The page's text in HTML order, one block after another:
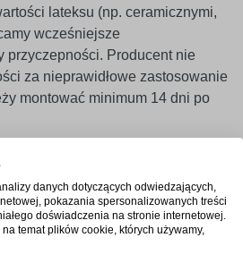
lateksu (np. ceramicznymi,
wcześniejsze
przyczepności. Producent nie
za nieprawidłowe zastosowanie
montować minimum 14 dni po
po zaksięgowaniu płatności i
Następnie przesyłka
danych dotyczących odwiedzających,
pokazania spersonalizowanych treści
doświadczenia na stronie internetowej.
temat plików cookie, których używamy,